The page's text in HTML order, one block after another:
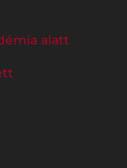
alatt